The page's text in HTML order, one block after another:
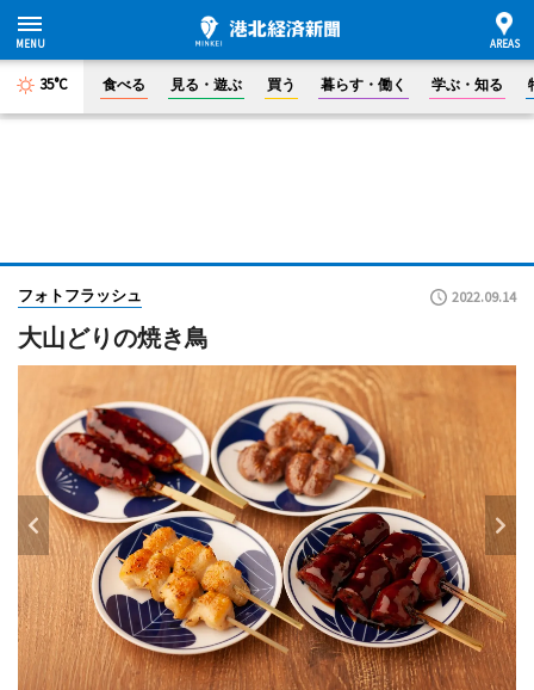
35°C 食べる 見る・遊ぶ 買う 暮らす・働く 学ぶ・知る
フォトフラッシュ 2022.09.14
大山どりの焼き鳥